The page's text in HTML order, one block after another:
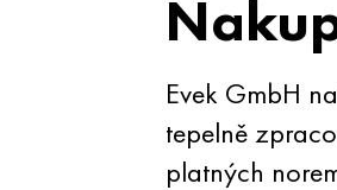
Evek GmbH
tepelně
platných